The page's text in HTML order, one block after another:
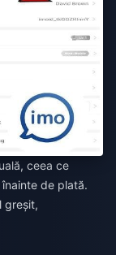
ceea ce
de plată.
greșit,